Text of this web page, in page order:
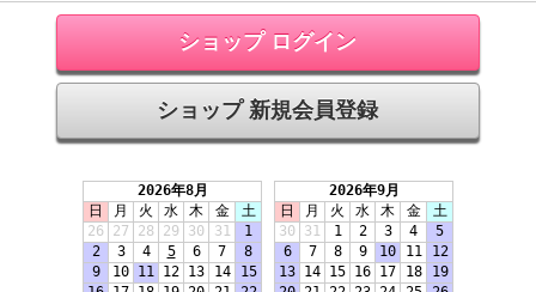
ショップ ログイン
ショップ 新規会員登録